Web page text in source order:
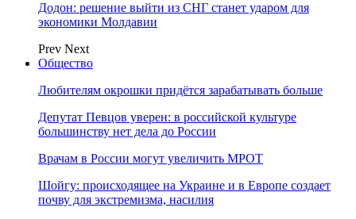
Додон: решение выйти из СНГ станет ударом для
экономики Молдавии
Prev Next
Общество
Любителям окрошки придётся зарабатывать больше
Депутат Певцов уверен: в российской культуре
большинству нет дела до России
Врачам в России могут увеличить МРОТ
Шойгу: происходящее на Украине и в Европе создает
почву для экстремизма, насилия